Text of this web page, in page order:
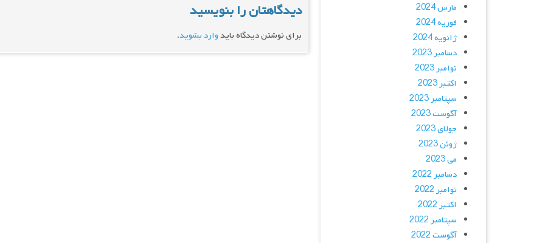
دیدگاهتان را بنویسید
برای نوشتن دیدگاه بایدوارد بشوید.
مارس 2024
فوریه 2024
ژانویه 2024
دسامبر 2023
نوامبر 2023
اکتبر 2023
سپتامبر 2023
آگوست 2023
جولای 2023
ژوئن 2023
می 2023
دسامبر 2022
نوامبر 2022
اکتبر 2022
سپتامبر 2022
آگوست 2022